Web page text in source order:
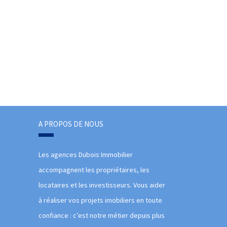
A PROPOS DE NOUS
Les agences Dubois Immobilier
accompagnent les propriétaires, les
locataires et les investisseurs. Vous aider
à réaliser vos projets imobiliers en toute
confiance : c’est notre métier depuis plus